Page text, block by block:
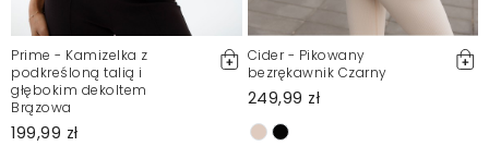
Prime - Kamizelka z
podkreśloną talią i
głębokim dekoltem
Brązowa
199,99 zł
Cider - Pikowany
bezrękawnik Czarny
249,99 zł